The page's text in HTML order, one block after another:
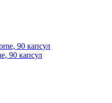
90 капсул